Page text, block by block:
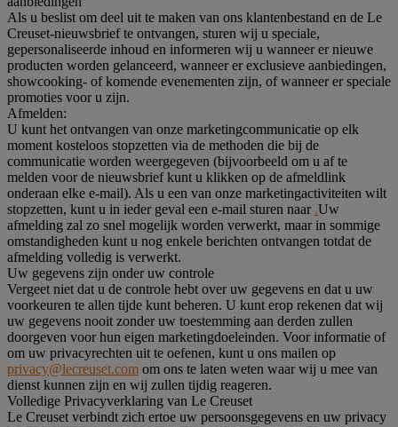
Als u beslist om deel uit te maken van ons klantenbestand en de Le
Creuset-nieuwsbrief te ontvangen, sturen wij u speciale,
gepersonaliseerde inhoud en informeren wij u wanneer er nieuwe
producten worden gelanceerd, wanneer er exclusieve aanbiedingen,
showcooking- of komende evenementen zijn, of wanneer er speciale
promoties voor u zijn.
Afmelden:
U kunt het ontvangen van onze marketingcommunicatie op elk
moment kosteloos stopzetten via de methoden die bij de
communicatie worden weergegeven (bijvoorbeeld om u af te
melden voor de nieuwsbrief kunt u klikken op de afmeldlink
onderaan elke e-mail). Als u een van onze marketingactiviteiten wilt
stopzetten, kunt u in ieder geval een e-mail sturen naar .Uw
afmelding zal zo snel mogelijk worden verwerkt, maar in sommige
omstandigheden kunt u nog enkele berichten ontvangen totdat de
afmelding volledig is verwerkt.
Uw gegevens zijn onder uw controle
Vergeet niet dat u de controle hebt over uw gegevens en dat u uw
voorkeuren te allen tijde kunt beheren. U kunt erop rekenen dat wij
uw gegevens nooit zonder uw toestemming aan derden zullen
doorgeven voor hun eigen marketingdoeleinden. Voor informatie of
om uw privacyrechten uit te oefenen, kunt u ons mailen op
privacy@lecreuset.com om ons te laten weten waar wij u mee van
dienst kunnen zijn en wij zullen tijdig reageren.
Volledige Privacyverklaring van Le Creuset
Le Creuset verbindt zich ertoe uw persoonsgegevens en uw privacy